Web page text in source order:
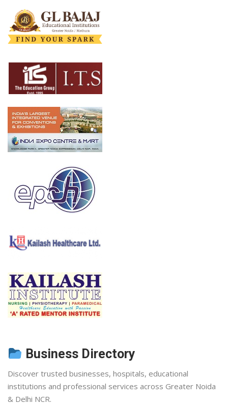
Business Directory
Discover trusted businesses, hospitals, educational
institutions and professional services across Greater Noida
& Delhi NCR.